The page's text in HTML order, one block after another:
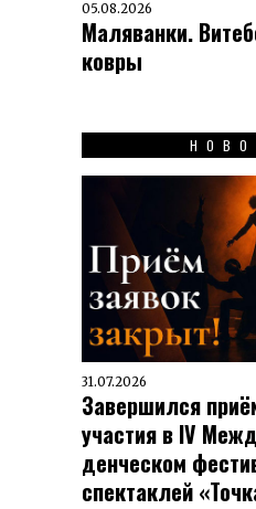
05.08.2026
Маляванки.
ковры
31.07.2026
Завершился
участия в IV
ден­чес­ком
спек­таклей